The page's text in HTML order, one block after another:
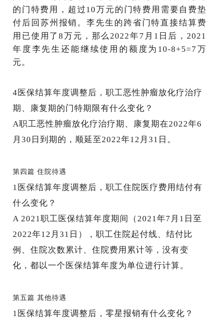
的门特费用，超过10万元的门特费用需要自费垫
付后回苏州报销。李先生的跨省门特直接结算费
用已使用了8万元，那么2022年7月1日后，2021
年度李先生还能继续使用的额度为10-8+5=7万
元。
4 医保结算年度调整后，职工恶性肿瘤放化疗治疗
期、康复期的门特期限有什么变化？
A职工恶性肿瘤放化疗治疗期、康复期在2022年6
月30日到期的，顺延至2022年12月31日。
第四篇 住院待遇
1 医保结算年度调整后，职工住院医疗费用结付有
什么变化？
A2021职工医保结算年度期间（2021年7月1日至
2022年12月31日），职工住院起付线、结付比
例、住院次数累计、住院费用累计等，没有变
化，都以一个医保结算年度为单位进行计算。
第五篇 其他待遇
1 医保结算年度调整后，零星报销有什么变化？